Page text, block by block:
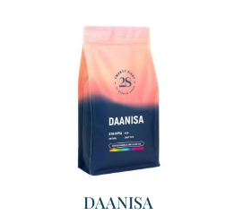
DAANISA